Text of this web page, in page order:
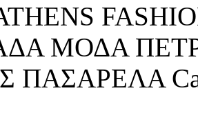
ΜΟΔΑ
ΠΑΣΑΡΕΛΑ